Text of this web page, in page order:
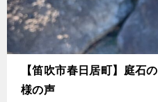
【笛吹市春日居町】庭
様の声